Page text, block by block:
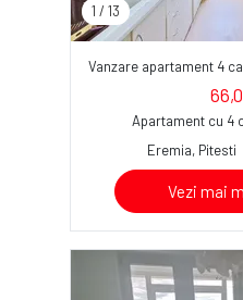
1 / 13
Vanzare apartament 4
Apartament cu 4
Eremia, Pitesti
Vezi mai